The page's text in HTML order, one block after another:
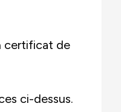
certificat de
ci-dessus.